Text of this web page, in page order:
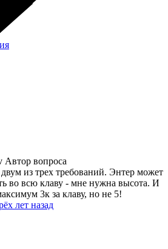
Автор вопроса
из трех требований. Энтер может
во всю клаву - мне нужна высота. И
3к за клаву, но не 5!
лет назад